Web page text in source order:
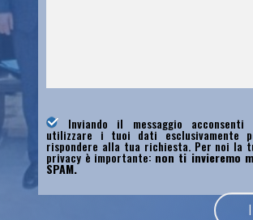
Inviando il messaggio acconsenti
utilizzare i tuoi dati esclusivamente
rispondere alla tua richiesta. Per noi la
privacy è importante: non ti invieremo
SPAM.